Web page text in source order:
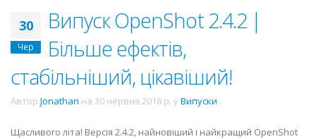
30
Чер
Випуск OpenShot 2.4.2 |
Більше ефектів,
стабільніший, цікавіший!
Автор Jonathan на 30 червня 2018 р. у Випуски .
Щасливого літа! Версія 2.4.2, найновіший і найкращий OpenShot